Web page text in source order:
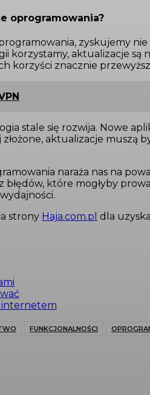
oprogramowania?
zyskujemy
korzystamy, aktualizacje
korzyści znacznie
stale się rozwija. Nowe
złożone, aktualizacje
naraża nas na
błędów, które mogłyby
strony Haja.com.pl dla
internetem
FUNKCJONALNOŚCI